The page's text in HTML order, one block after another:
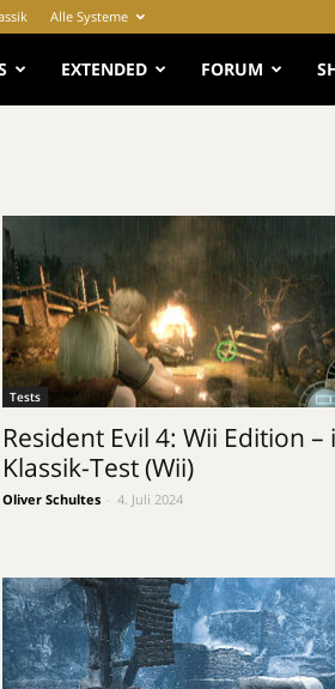
Alle Systeme
EXTENDED FORUM
Tests
Resident Evil 4: Wii Edition –
Klassik-Test (Wii)
Oliver Schultes 4. Juli 2024